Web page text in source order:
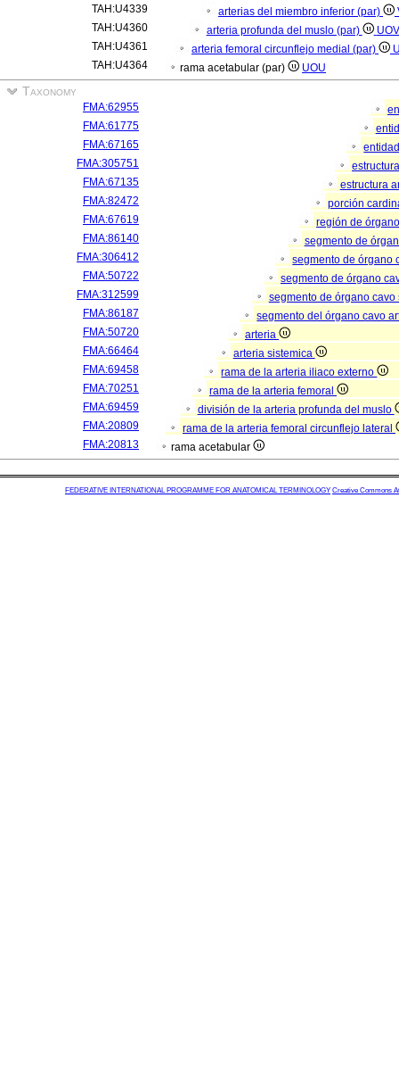
TAH:U4339
arterias del miembro inferior (par)
TAH:U4360
arteria profunda del muslo (par)
UOV
TAH:U4361
arteria femoral circunflejo medial (par)
TAH:U4364
rama acetabular (par) UOU
Taxonomy
FMA:62955
FMA:61775
FMA:67165
FMA:305751
FMA:67135
estructura
FMA:82472
porción
FMA:67619
región de
FMA:86140
segmento de
FMA:306412
segmento de órgano
FMA:50722
segmento de órgano
FMA:312599
segmento de órgano
FMA:86187
segmento del órgano cavo
FMA:50720
arteria
FMA:66464
arteria sistemica
FMA:69458
rama de la arteria iliaco externo
FMA:70251
rama de la arteria femoral
FMA:69459
división de la arteria profunda del muslo
FMA:20809
rama de la arteria femoral circunflejo lateral
FMA:20813
rama acetabular
FEDERATIVE INTERNATIONAL PROGRAMME FOR ANATOMICAL TERMINOLOGY Creative Commons